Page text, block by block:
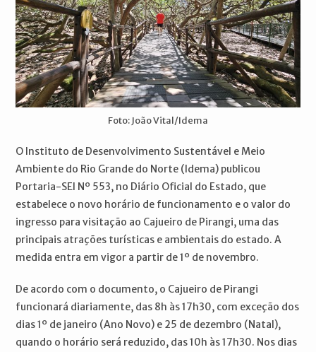
Foto: João Vital/Idema
O Instituto de Desenvolvimento Sustentável e Meio
Ambiente do Rio Grande do Norte (Idema) publicou
Portaria-SEI Nº 553, no Diário Oficial do Estado, que
estabelece o novo horário de funcionamento e o valor do
ingresso para visitação ao Cajueiro de Pirangi, uma das
principais atrações turísticas e ambientais do estado. A
medida entra em vigor a partir de 1º de novembro.
De acordo com o documento, o Cajueiro de Pirangi
funcionará diariamente, das 8h às 17h30, com exceção dos
dias 1º de janeiro (Ano Novo) e 25 de dezembro (Natal),
quando o horário será reduzido, das 10h às 17h30. Nos dias